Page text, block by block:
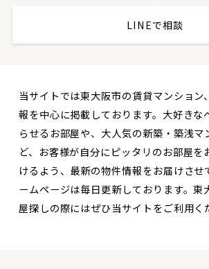
LINEで相談
当サイトでは東大阪市の賃貸マンション
報を中心に掲載しております。大好きな
らせるお部屋や、大人気の新築・築浅マ
ど、お客様が自分にピッタリのお部屋を
けるよう、最新の物件情報をお届けさせ
ームページは毎日更新しております。東
屋探しの際にはぜひ当サイトをご利用く